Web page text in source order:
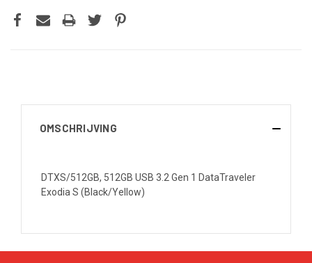
OMSCHRIJVING
DTXS/512GB, 512GB USB 3.2 Gen 1 DataTraveler
Exodia S (Black/Yellow)